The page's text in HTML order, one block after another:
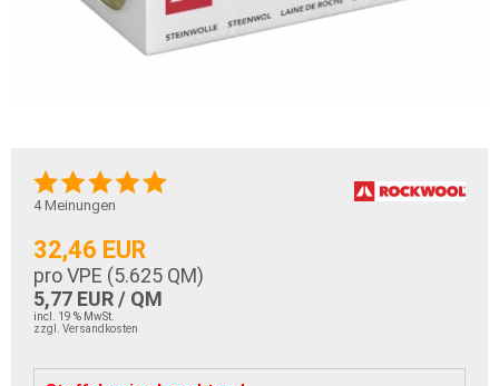
4Meinungen
32,46 EUR
pro VPE (5.625 QM)
5,77 EUR / QM
incl. 19 % MwSt.
zzgl. Versandkosten